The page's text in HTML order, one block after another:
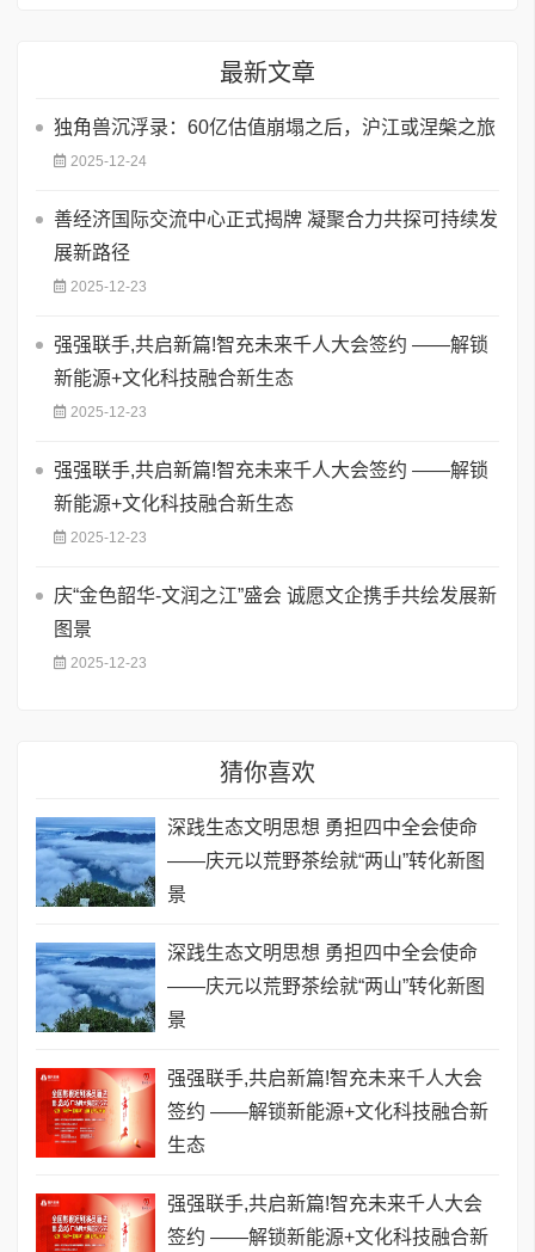
最新文章
独角兽沉浮录：60亿估值崩塌之后，沪江或涅槃之旅
2025-12-24
善经济国际交流中心正式揭牌 凝聚合力共探可持续发
展新路径
2025-12-23
强强联手,共启新篇!智充未来千人大会签约 ——解锁
新能源+文化科技融合新生态
2025-12-23
强强联手,共启新篇!智充未来千人大会签约 ——解锁
新能源+文化科技融合新生态
2025-12-23
庆“金色韶华-文润之江”盛会 诚愿文企携手共绘发展新
图景
2025-12-23
猜你喜欢
深践生态文明思想 勇担四中全会使命
——庆元以荒野茶绘就“两山”转化新图
景
深践生态文明思想 勇担四中全会使命
——庆元以荒野茶绘就“两山”转化新图
景
强强联手,共启新篇!智充未来千人大会
签约 ——解锁新能源+文化科技融合新
生态
强强联手,共启新篇!智充未来千人大会
签约 ——解锁新能源+文化科技融合新